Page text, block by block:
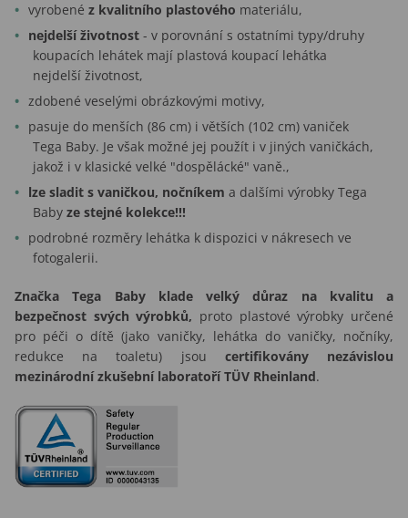
vyrobené z kvalitního plastového materiálu,
nejdelší životnost - v porovnání s ostatními typy/druhy
koupacích lehátek mají plastová koupací lehátka
nejdelší životnost,
zdobené veselými obrázkovými motivy,
pasuje do menších (86 cm) i větších (102 cm) vaniček
Tega Baby. Je však možné jej použít i v jiných vaničkách,
jakož i v klasické velké "dospělácké" vaně.,
lze sladit s vaničkou, nočníkem a dalšími výrobky Tega
Baby ze stejné kolekce!!!
podrobné rozměry lehátka k dispozici v nákresech ve
fotogalerii.
Značka Tega Baby klade velký důraz na kvalitu a
bezpečnost svých výrobků, proto plastové výrobky určené
pro péči o dítě (jako vaničky, lehátka do vaničky, nočníky,
redukce na toaletu) jsou certifikovány nezávislou
mezinárodní zkušební laboratoří TÜV Rheinland.